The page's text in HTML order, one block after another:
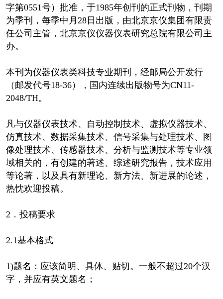
字第0551号）批准，于1985年创刊的正式刊物，刊期
为季刊，每季中月28日出版，由北京京仪集团有限责
任公司主管，北京京仪仪器仪表研究总院有限公司主
办。
本刊为仪器仪表类科技专业期刊，经邮局公开发行
（邮发代号18-36），国内连续出版物号为CN11-
2048/TH。
凡与仪器仪表技术、自动控制技术、虚拟仪器技术、
仿真技术、数据采集技术、信号采集与处理技术、图
像处理技术、传感器技术、分析与监测技术等专业领
域相关的，有创建的著述、综述研究报告，技术应用
等论著，以及具有新理论、新方法、新进展的论述，
热忱欢迎投稿。
2．投稿要求
2.1基本格式
1)题名：应该简明、具体、贴切。一般不超过20个汉
字，并应有英文题名；